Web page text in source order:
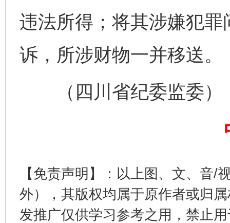
违法所得；将其涉嫌犯
诉，所涉财物一并移送。
（四川省纪委监委）
【免责声明】：以上图、文、音/
外），其版权均属于原作者或归
发推广仅供学习参考之用，禁止
东山县通报“牛蛙产品抗生素超标问题” 法